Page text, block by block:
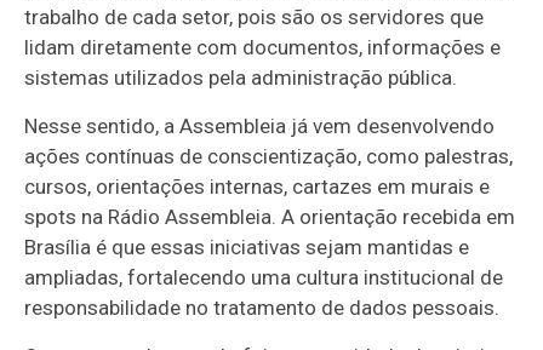
trabalho de cada setor, pois são os servidores que
lidam diretamente com documentos, informações e
sistemas utilizados pela administração pública.
Nesse sentido, a Assembleia já vem desenvolvendo
ações contínuas de conscientização, como palestras,
cursos, orientações internas, cartazes em murais e
spots na Rádio Assembleia. A orientação recebida em
Brasília é que essas iniciativas sejam mantidas e
ampliadas, fortalecendo uma cultura institucional de
responsabilidade no tratamento de dados pessoais.